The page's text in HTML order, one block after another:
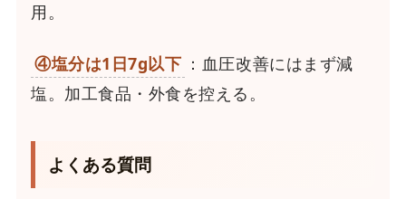
用。
④塩分は1日7g以下 ：血圧改善にはまず減
塩。加工食品・外食を控える。
よくある質問